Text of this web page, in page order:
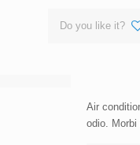
Do you like it?
Air
odio.